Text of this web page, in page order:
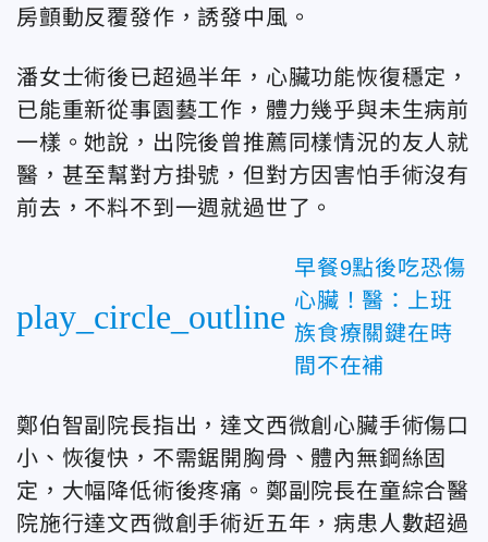
房顫動反覆發作，誘發中風。
潘女士術後已超過半年，心臟功能恢復穩定，
已能重新從事園藝工作，體力幾乎與未生病前
一樣。她說，出院後曾推薦同樣情況的友人就
醫，甚至幫對方掛號，但對方因害怕手術沒有
前去，不料不到一週就過世了。
play_circle_outline
早餐9點後吃恐傷
心臟！醫：上班
族食療關鍵在時
間不在補
鄭伯智副院長指出，達文西微創心臟手術傷口
小、恢復快，不需鋸開胸骨、體內無鋼絲固
定，大幅降低術後疼痛。鄭副院長在童綜合醫
院施行達文西微創手術近五年，病患人數超過